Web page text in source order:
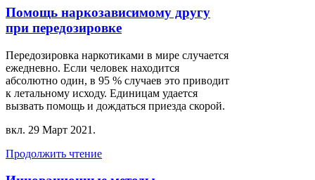
Помощь наркозависимому другу
при передозировке
Передозировка наркотиками в мире случается
ежедневно. Если человек находится
абсолютно один, в 95 % случаев это приводит
к летальному исходу. Единицам удается
вызвать помощь и дождаться приезда скорой.
вкл. 29 Март 2021 .
Продолжить чтение